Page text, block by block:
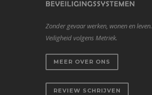
Zonder gevaar werken, wonen en leven.
Veiligheid volgens Metriek.
MEER OVER ONS
REVIEW SCHRIJVEN